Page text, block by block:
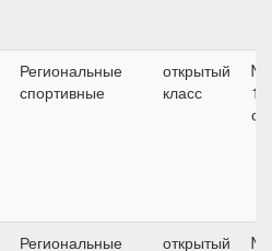
Региональные
спортивные
открытый
класс
см
Региональные открытый